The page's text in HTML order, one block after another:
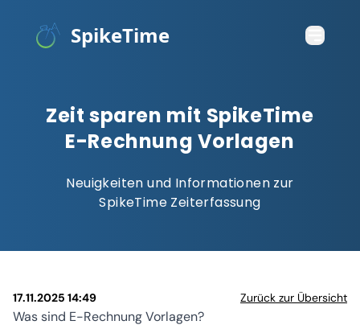
SpikeTime
Zeit sparen mit SpikeTime
E-Rechnung Vorlagen
Neuigkeiten und Informationen zur
SpikeTime Zeiterfassung
17.11.2025 14:49 Zurück zur Übersicht
Was sind E-Rechnung Vorlagen?